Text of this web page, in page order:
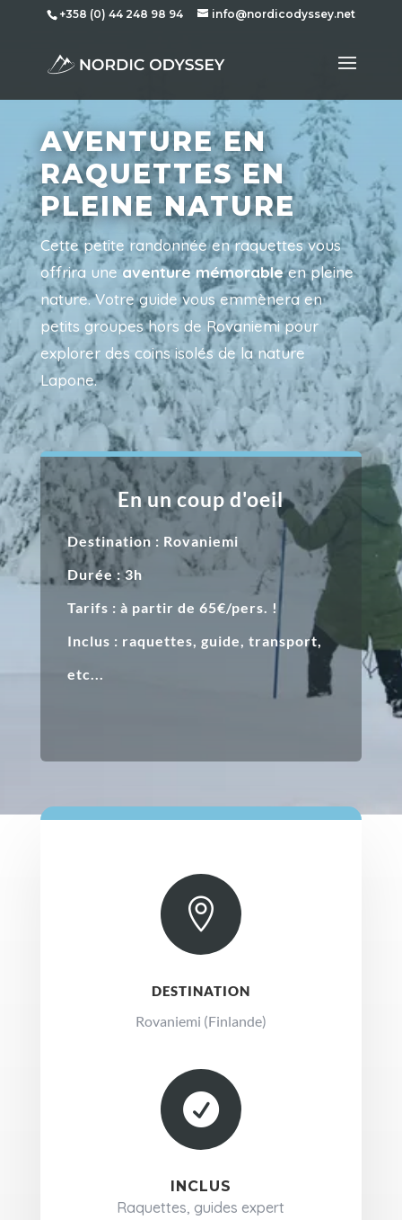
+358 (0) 44 248 98 94 info@nordicodyssey.net
AVENTURE EN
RAQUETTES EN
PLEINE NATURE
Cette petite randonnée en raquettes vous
offrira uneaventure mémorableen pleine
nature. Votre guide vous emmènera en
petits groupes hors de Rovaniemi pour
explorer des coins isolés de la nature
Lapone.
En un coup d'oeil
Destination : Rovaniemi
Durée : 3h
Tarifs : à partir de 65€/pers. !
Inclus : raquettes, guide, transport,
etc...

DESTINATION
Rovaniemi (Finlande)

INCLUS
Raquettes, guides expert